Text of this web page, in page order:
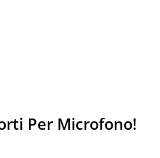
Per Microfono!